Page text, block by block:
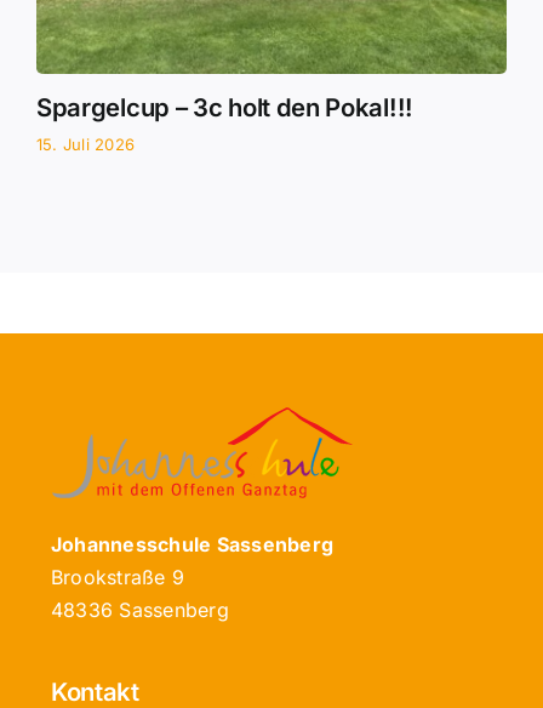
Spargelcup – 3c holt den Pokal!!!
15. Juli 2026
Johannesschule Sassenberg
Brookstraße 9
48336 Sassenberg
Kontakt